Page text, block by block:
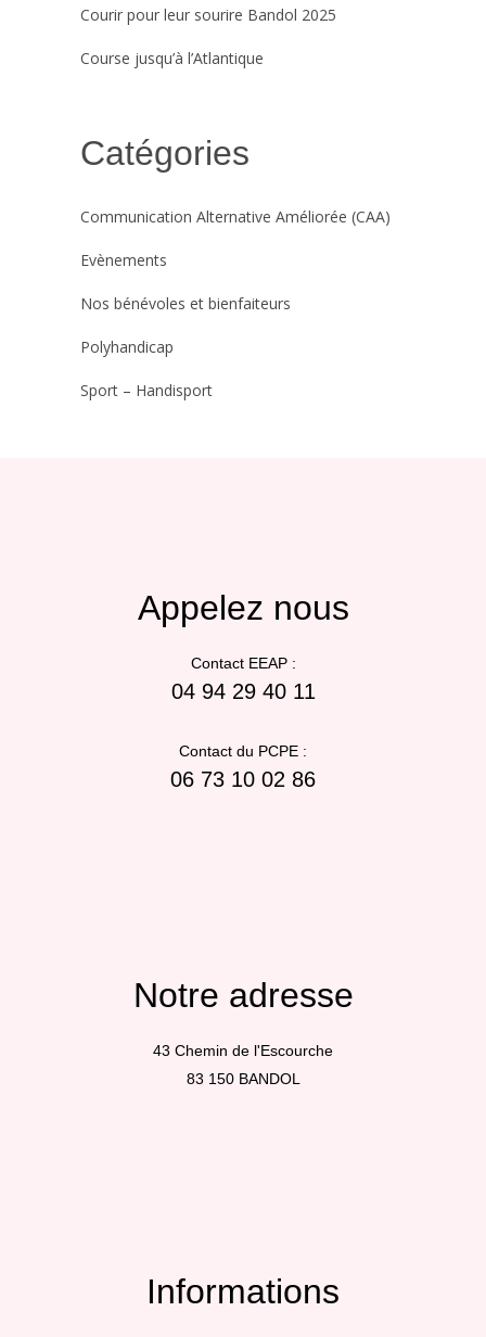
Courir pour leur sourire Bandol 2025
Course jusqu’à l’Atlantique
Catégories
Communication Alternative Améliorée (CAA)
Evènements
Nos bénévoles et bienfaiteurs
Polyhandicap
Sport – Handisport
Appelez nous
Contact EEAP :
04 94 29 40 11
Contact du PCPE :
06 73 10 02 86
Notre adresse
43 Chemin de l'Escourche
83 150 BANDOL
Informations